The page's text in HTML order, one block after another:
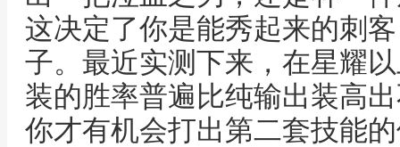
这决定了你是能秀起来的刺
子。最近实测下来，在星耀
装的胜率普遍比纯输出装高
你才有机会打出第二套技能